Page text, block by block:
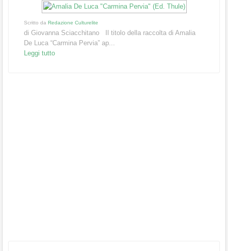
Scritto da Redazione Culturelite
di Giovanna Sciacchitano Il titolo della raccolta di Amalia
De Luca “Carmina Pervia” ap...
Leggi tutto